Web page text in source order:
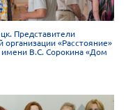
Представители
«Расстояние»
имени В.С. Сорокина «Дом